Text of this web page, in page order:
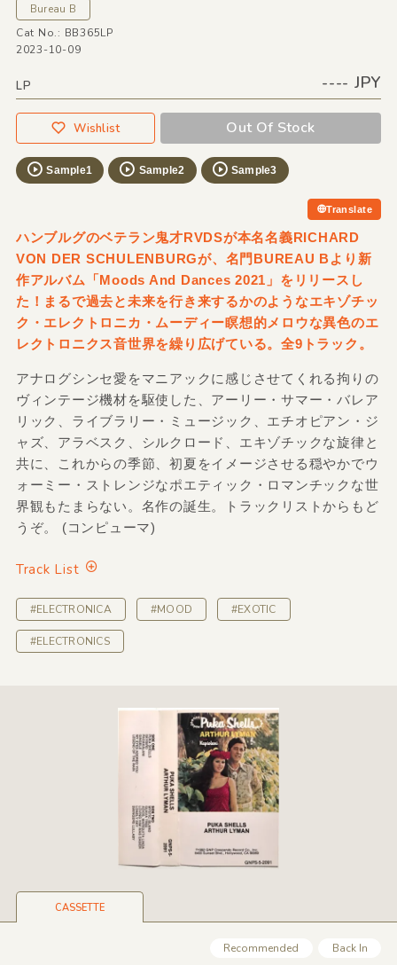
Bureau B
Cat No.: BB365LP
2023-10-09
LP ---- JPY
Wishlist Out Of Stock
Sample1 Sample2 Sample3
Translate
ハンブルグのベテラン鬼才RVDSが本名名義RICHARD
VON DER SCHULENBURGが、名門BUREAU Bより新
作アルバム「Moods And Dances 2021」をリリースし
た！まるで過去と未来を行き来するかのようなエキゾチッ
ク・エレクトロニカ・ムーディー瞑想的メロウな異色のエ
レクトロニクス音世界を繰り広げている。全9トラック。
アナログシンセ愛をマニアックに感じさせてくれる拘りの
ヴィンテージ機材を駆使した、アーリー・サマー・バレア
リック、ライブラリー・ミュージック、エチオピアン・ジ
ャズ、アラベスク、シルクロード、エキゾチックな旋律と
共に、これからの季節、初夏をイメージさせる穏やかでウ
ォーミー・ストレンジなポエティック・ロマンチックな世
界観もたまらない。名作の誕生。トラックリストからもど
うぞ。 (コンピューマ)
Track List
#ELECTRONICA #MOOD #EXOTIC
#ELECTRONICS
CASSETTE
Recommended Back In